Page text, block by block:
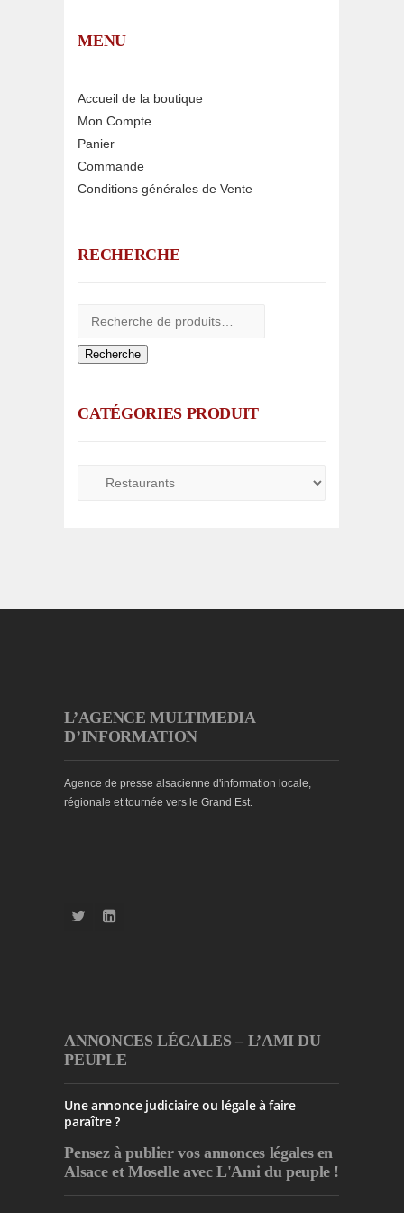
MENU
Accueil de la boutique
Mon Compte
Panier
Commande
Conditions générales de Vente
RECHERCHE
Recherche
CATÉGORIES PRODUIT
L’AGENCE MULTIMEDIA
D’INFORMATION
Agence de presse alsacienne d'information locale,
régionale et tournée vers le Grand Est.
ANNONCES LÉGALES – L’AMI DU
PEUPLE
Une annonce judiciaire ou légale à faire
paraître ?
Pensez à publiervos annonces légales en
Alsace et Moselle avec L'Ami du peuple !